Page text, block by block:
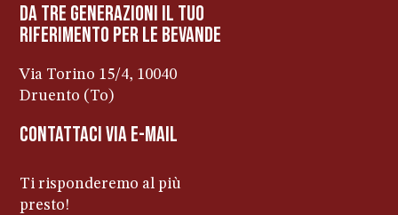
da tre generazioni il tuo
riferimento per le bevanDe
Via Torino 15/4, 10040
Druento (To)
contattaci via e-mail
Ti risponderemo al più
presto!